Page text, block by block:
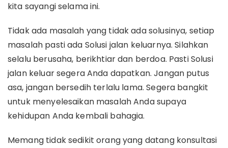
kita sayangi selama ini.
Tidak ada masalah yang tidak ada solusinya, setiap
masalah pasti ada Solusi jalan keluarnya. Silahkan
selalu berusaha, berikhtiar dan berdoa. Pasti Solusi
jalan keluar segera Anda dapatkan. Jangan putus
asa, jangan bersedih terlalu lama. Segera bangkit
untuk menyelesaikan masalah Anda supaya
kehidupan Anda kembali bahagia.
Memang tidak sedikit orang yang datang konsultasi